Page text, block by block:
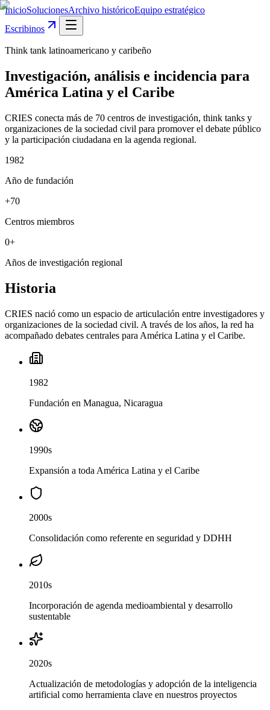
InicioSolucionesArchivo históricoEquipo estratégico
Escribinos
Think tank latinoamericano y caribeño
Investigación, análisis e incidencia para
América Latina y el Caribe
CRIES conecta más de 70 centros de investigación, think tanks y
organizaciones de la sociedad civil para promover el debate público
y la participación ciudadana en la agenda regional.
1982
Año de fundación
+70
Centros miembros
0+
Años de investigación regional
Historia
CRIES nació como un espacio de articulación entre investigadores y
organizaciones de la sociedad civil. A través de los años, la red ha
acompañado debates centrales para América Latina y el Caribe.
1982
Fundación en Managua, Nicaragua
1990s
Expansión a toda América Latina y el Caribe
2000s
Consolidación como referente en seguridad y DDHH
2010s
Incorporación de agenda medioambiental y desarrollo
sustentable
2020s
Actualización de metodologías y adopción de la inteligencia
artificial como herramienta clave en nuestros proyectos